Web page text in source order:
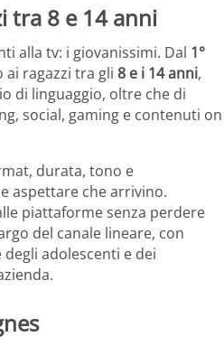
tra 8 e 14 anni
alla tv: i giovanissimi. Dal 1°
ragazzi tra gli 8 e i 14 anni,
di linguaggio, oltre che di
social, gaming e contenuti on
durata, tono e
aspettare che arrivino.
piattaforme senza perdere
del canale lineare, con
adolescenti e dei